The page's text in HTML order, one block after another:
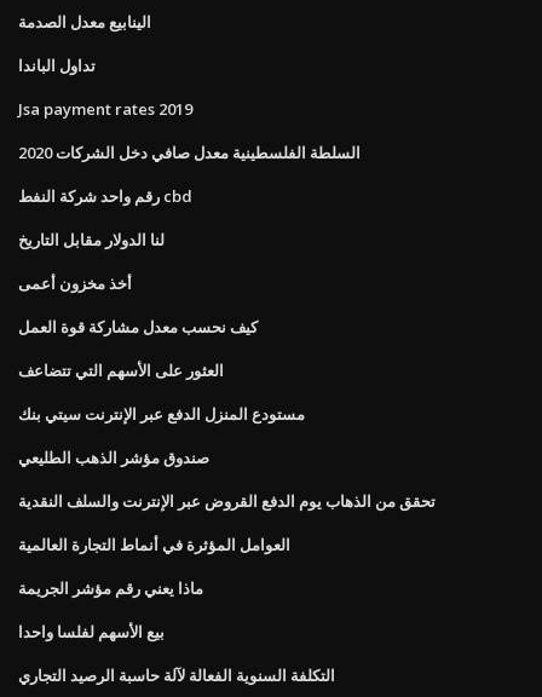
الينابيع معدل الصدمة
تداول الباندا
Jsa payment rates 2019
السلطة الفلسطينية معدل صافي دخل الشركات 2020
رقم واحد شركة النفط cbd
لنا الدولار مقابل التاريخ
أخذ مخزون أعمى
كيف نحسب معدل مشاركة قوة العمل
العثور على الأسهم التي تتضاعف
مستودع المنزل الدفع عبر الإنترنت سيتي بنك
صندوق مؤشر الذهب الطليعي
تحقق من الذهاب يوم الدفع القروض عبر الإنترنت والسلف النقدية
العوامل المؤثرة في أنماط التجارة العالمية
ماذا يعني رقم مؤشر الجريمة
بيع الأسهم لفلسا واحدا
التكلفة السنوية الفعالة لآلة حاسبة الرصيد التجاري